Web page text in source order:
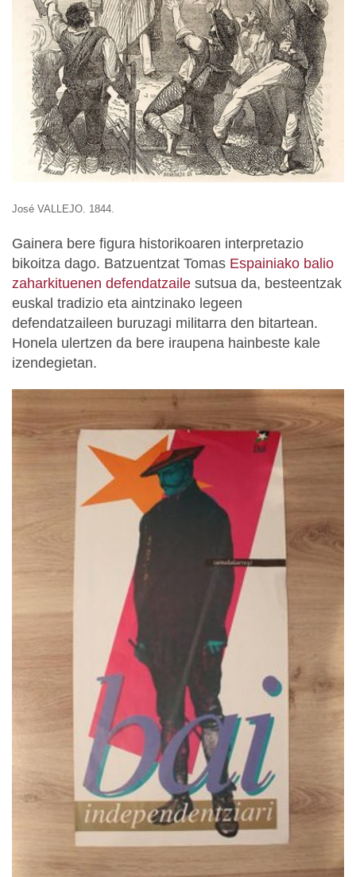
José VALLEJO. 1844.
Gainera bere figura historikoaren interpretazio
bikoitza dago. Batzuentzat Tomas Espainiako balio
zaharkituenen defendatzaile sutsua da, besteentzak
euskal tradizio eta aintzinako legeen
defendatzaileen buruzagi militarra den bitartean.
Honela ulertzen da bere iraupena hainbeste kale
izendegietan.